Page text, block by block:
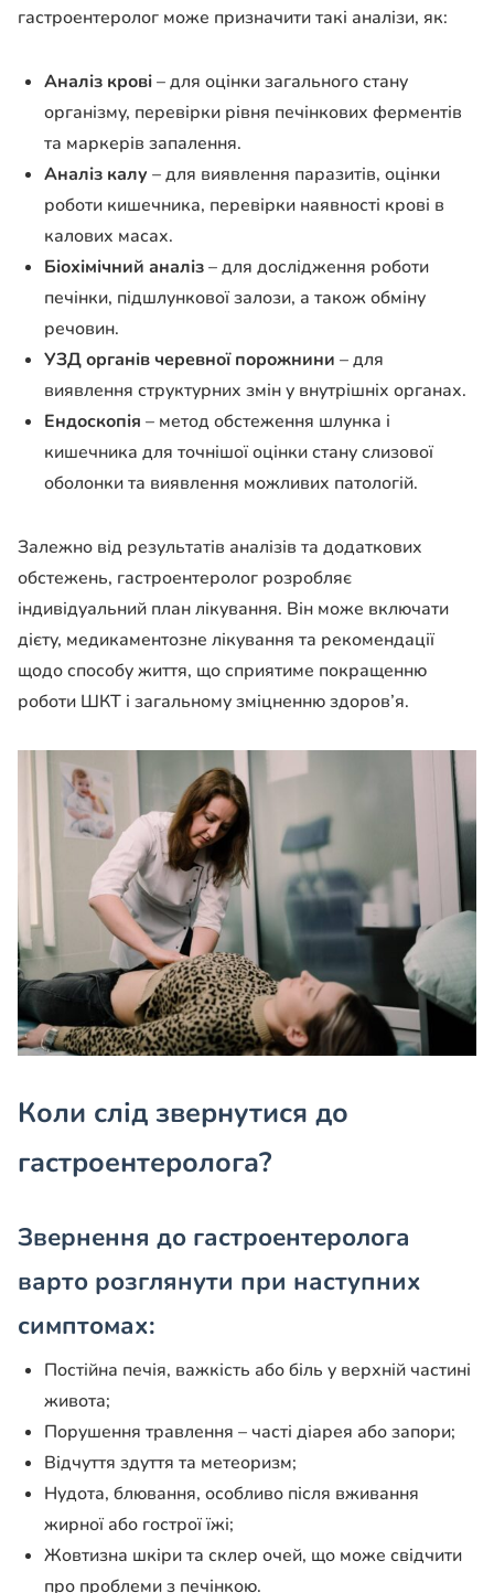
гастроентеролог може призначити такі аналізи, як:
Аналіз крові– для оцінки загального стану
організму, перевірки рівня печінкових ферментів
та маркерів запалення.
Аналіз калу – для виявлення паразитів, оцінки
роботи кишечника, перевірки наявності крові в
калових масах.
Біохімічний аналіз– для дослідження роботи
печінки, підшлункової залози, а також обміну
речовин.
УЗД органів черевної порожнини – для
виявлення структурних змін у внутрішніх органах.
Ендоскопія – метод обстеження шлунка і
кишечника для точнішої оцінки стану слизової
оболонки та виявлення можливих патологій.
Залежно від результатів аналізів та додаткових
обстежень, гастроентеролог розробляє
індивідуальний план лікування. Він може включати
дієту, медикаментозне лікування та рекомендації
щодо способу життя, що сприятиме покращенню
роботи ШКТ і загальному зміцненню здоров’я.
Коли слід звернутися до
гастроентеролога?
Звернення до гастроентеролога
варто розглянути при наступних
симптомах:
Постійна печія, важкість або біль у верхній частині
живота;
Порушення травлення – часті діарея або запори;
Відчуття здуття та метеоризм;
Нудота, блювання, особливо після вживання
жирної або гострої їжі;
Жовтизна шкіри та склер очей, що може свідчити
про проблеми з печінкою.